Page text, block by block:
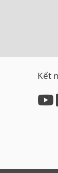
Kết